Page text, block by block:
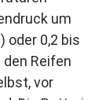
um
oder 0,2 bis
den Reifen
vor